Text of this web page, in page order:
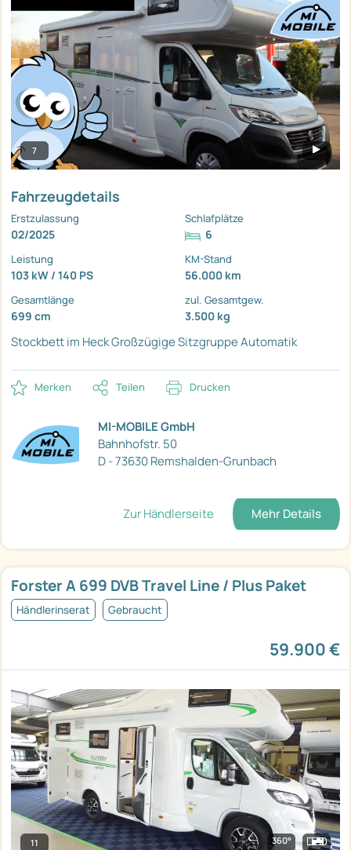
7
Fahrzeugdetails
Erstzulassung
02/2025
Schlafplätze
6
Leistung
103 kW / 140 PS
KM-Stand
56.000 km
Gesamtlänge
699 cm
zul. Gesamtgew.
3.500 kg
Stockbett im HeckGroßzügige SitzgruppeAutomatik
Merken Teilen Drucken
MI-MOBILE GmbH
Bahnhofstr. 50
D - 73630 Remshalden-Grunbach
Zur Händlerseite Mehr Details
Forster A 699 DVB Travel Line / Plus Paket
Händlerinserat Gebraucht
59.900 €
11 360°